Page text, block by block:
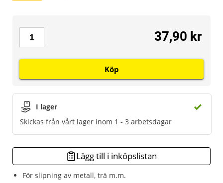
För slipning av metall, trä m.m.
I lager
Skickas från vårt lager inom 1 - 3 arbetsdagar
37,90 kr
Köp
Lägg till i inköpslistan